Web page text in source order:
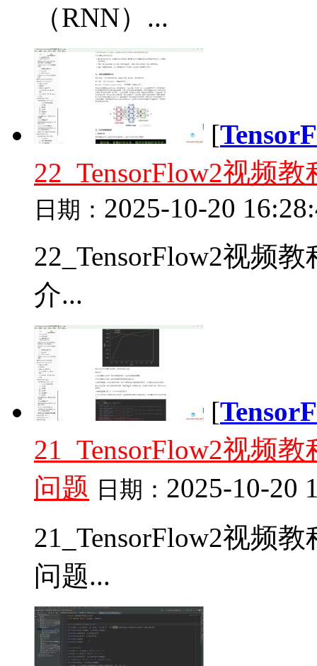
（RNN）...
[
22_TensorFlow2视频
日期： 2025-10-20
22_TensorFlow2视频
介...
[
21_TensorFlow2视频
问题 日期： 2025-10-20
21_TensorFlow2视频
问题...